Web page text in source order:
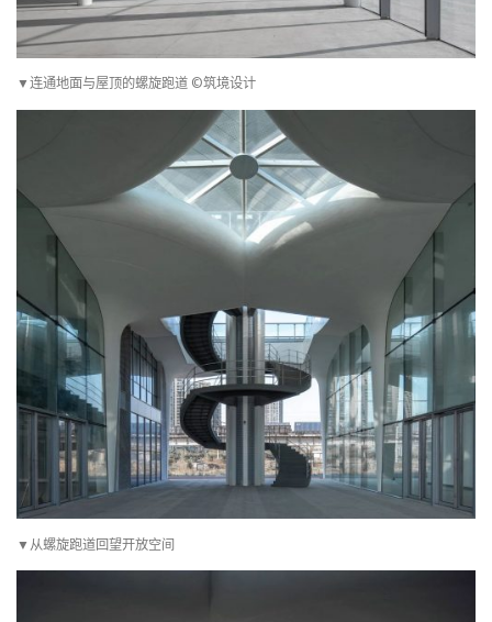
▼连通地面与屋顶的螺旋跑道 ©筑境设计
▼从螺旋跑道回望开放空间